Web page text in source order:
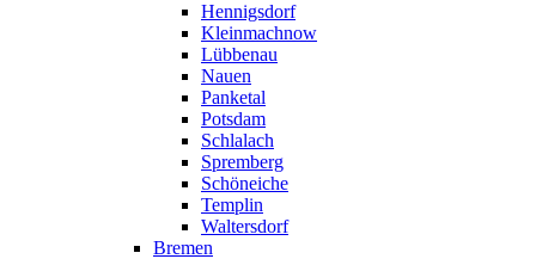
Hennigsdorf
Kleinmachnow
Lübbenau
Nauen
Panketal
Potsdam
Schlalach
Spremberg
Schöneiche
Templin
Waltersdorf
Bremen